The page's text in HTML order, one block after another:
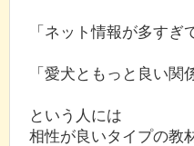
「ネット情報が多すぎ
「愛犬ともっと良い関
という人には
相性が良いタイプの教